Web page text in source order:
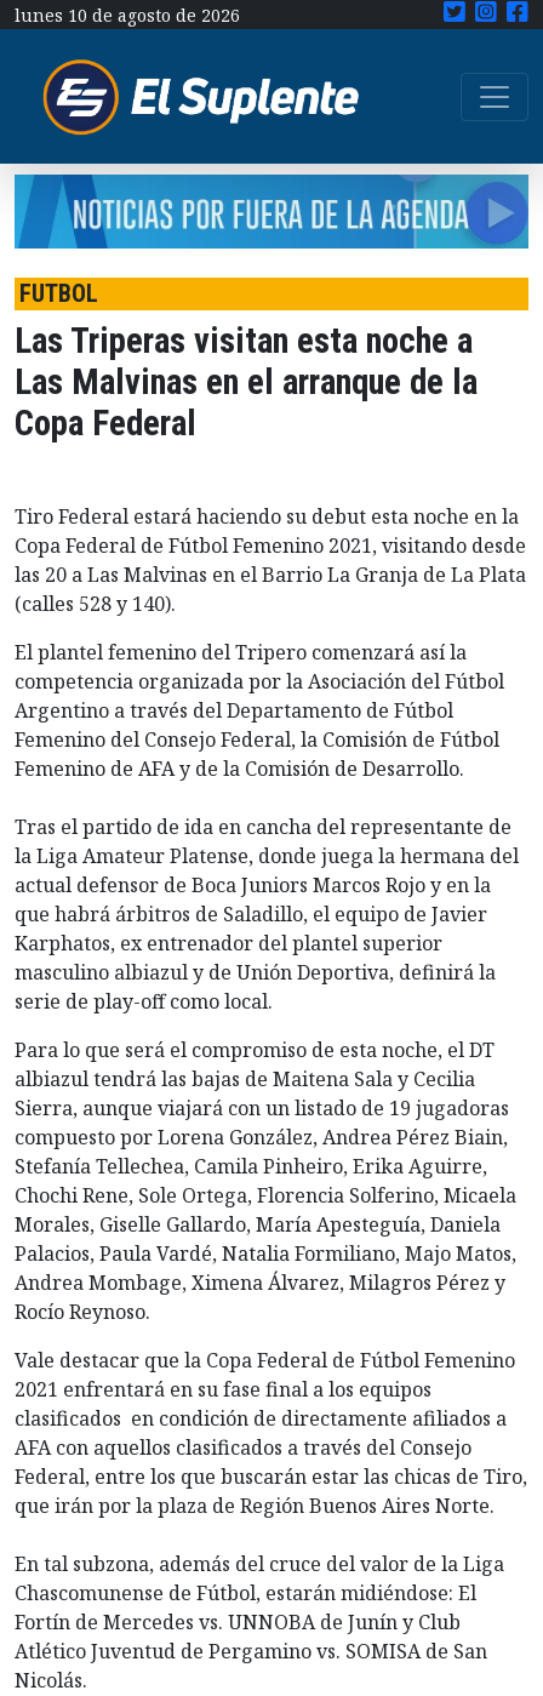
lunes 10 de agosto de 2026
FUTBOL
Las Triperas visitan esta noche a
Las Malvinas en el arranque de la
Copa Federal
Tiro Federal estará haciendo su debut esta noche en la
Copa Federal de Fútbol Femenino 2021, visitando desde
las 20 a Las Malvinas en el Barrio La Granja de La Plata
(calles 528 y 140).
El plantel femenino del Tripero comenzará así la
competencia organizada por la Asociación del Fútbol
Argentino a través del Departamento de Fútbol
Femenino del Consejo Federal, la Comisión de Fútbol
Femenino de AFA y de la Comisión de Desarrollo.
Tras el partido de ida en cancha del representante de
la Liga Amateur Platense, donde juega la hermana del
actual defensor de Boca Juniors Marcos Rojo y en la
que habrá árbitros de Saladillo, el equipo de Javier
Karphatos, ex entrenador del plantel superior
masculino albiazul y de Unión Deportiva, definirá la
serie de play-off como local.
Para lo que será el compromiso de esta noche, el DT
albiazul tendrá las bajas de Maitena Sala y Cecilia
Sierra, aunque viajará con un listado de 19 jugadoras
compuesto por Lorena González, Andrea Pérez Biain,
Stefanía Tellechea, Camila Pinheiro, Erika Aguirre,
Chochi Rene, Sole Ortega, Florencia Solferino, Micaela
Morales, Giselle Gallardo, María Apesteguía, Daniela
Palacios, Paula Vardé, Natalia Formiliano, Majo Matos,
Andrea Mombage, Ximena Álvarez, Milagros Pérez y
Rocío Reynoso.
Vale destacar que la Copa Federal de Fútbol Femenino
2021 enfrentará en su fase final a los equipos
clasificados en condición de directamente afiliados a
AFA con aquellos clasificados a través del Consejo
Federal, entre los que buscarán estar las chicas de Tiro,
que irán por la plaza de Región Buenos Aires Norte.
En tal subzona, además del cruce del valor de la Liga
Chascomunense de Fútbol, estarán midiéndose: El
Fortín de Mercedes vs. UNNOBA de Junín y Club
Atlético Juventud de Pergamino vs. SOMISA de San
Nicolás.